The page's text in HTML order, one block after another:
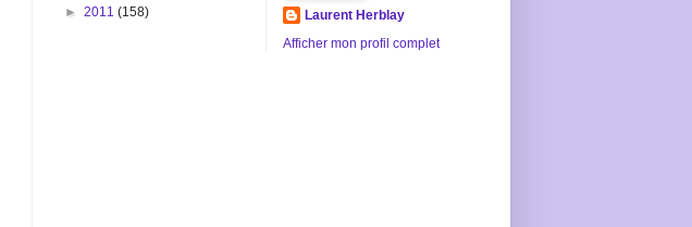
► 2011 (158)
Laurent Herblay
Afficher mon profil complet